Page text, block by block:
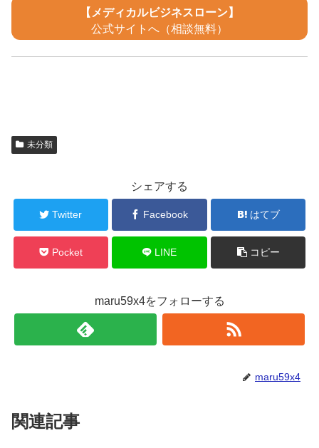
【メディカルビジネスローン】
公式サイトへ（相談無料）
未分類
シェアする
Twitter Facebook はてブ
Pocket LINE コピー
maru59x4をフォローする
maru59x4
関連記事